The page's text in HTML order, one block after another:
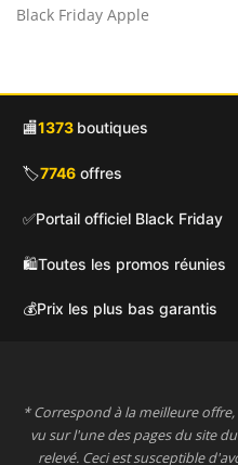
Black Friday Apple
🏬1373 boutiques
🏷️7746 offres
✅Portail officiel Black Friday
🛍️Toutes les promos réunies
💰Prix les plus bas garantis
* Correspond à la meilleure
vu sur l'une des pages du site
relevé. Ceci est susceptible